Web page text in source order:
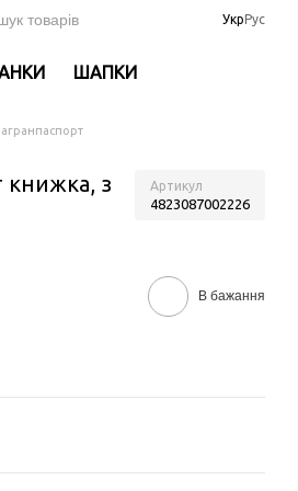
УкрРус
ШАПКИ
книжка, з
Артикул
4823087002226
В бажання